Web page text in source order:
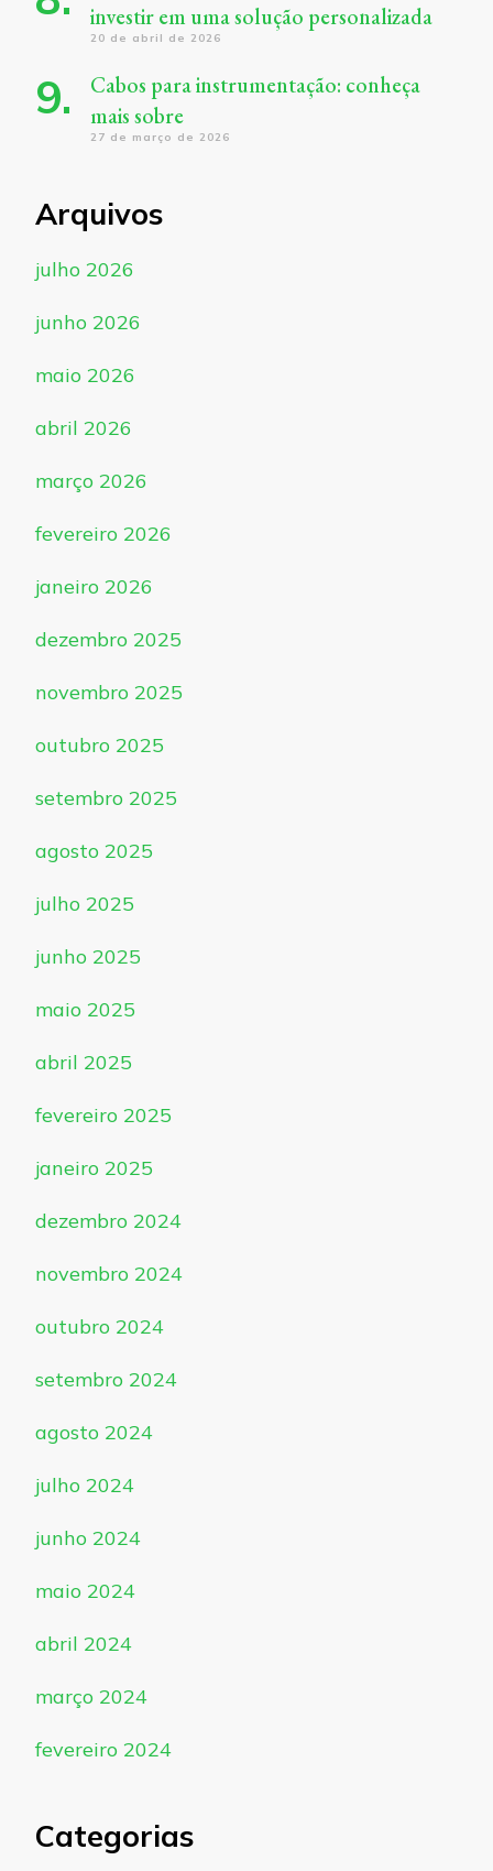
investir em uma solução personalizada
20 de abril de 2026
Cabos para instrumentação: conheça
mais sobre
27 de março de 2026
Arquivos
julho 2026
junho 2026
maio 2026
abril 2026
março 2026
fevereiro 2026
janeiro 2026
dezembro 2025
novembro 2025
outubro 2025
setembro 2025
agosto 2025
julho 2025
junho 2025
maio 2025
abril 2025
fevereiro 2025
janeiro 2025
dezembro 2024
novembro 2024
outubro 2024
setembro 2024
agosto 2024
julho 2024
junho 2024
maio 2024
abril 2024
março 2024
fevereiro 2024
Categorias